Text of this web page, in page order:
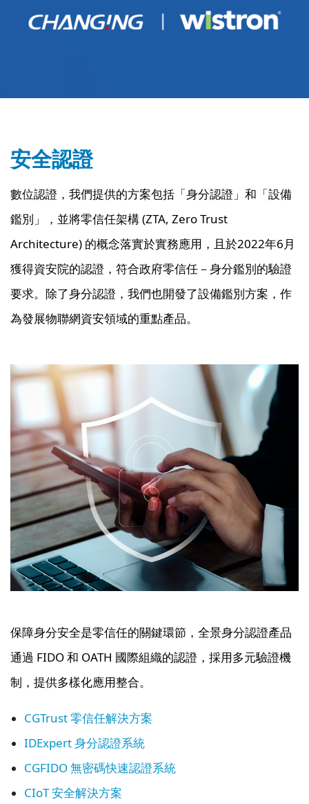
安全認證
數位認證，我們提供的方案包括「身分認證」和「設備
鑑別」，並將零信任架構 (ZTA, Zero Trust
Architecture) 的概念落實於實務應用，且於2022年6月
獲得資安院的認證，符合政府零信任－身分鑑別的驗證
要求。除了身分認證，我們也開發了設備鑑別方案，作
為發展物聯網資安領域的重點產品。
保障身分安全是零信任的關鍵環節，全景身分認證產品
通過 FIDO 和 OATH 國際組織的認證，採用多元驗證機
制，提供多樣化應用整合。
CGTrust 零信任解決方案
IDExpert 身分認證系統
CGFIDO 無密碼快速認證系統
CIoT 安全解決方案